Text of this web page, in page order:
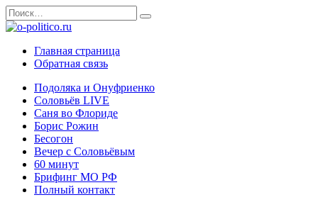
Перейти
к
содержанию
Search
for:
Главная страница
Обратная связь
Подоляка и Онуфриенко
Соловьёв LIVE
Саня во Флориде
Борис Рожин
Бесогон
Вечер с Соловьёвым
60 минут
Брифинг МО РФ
Полный контакт